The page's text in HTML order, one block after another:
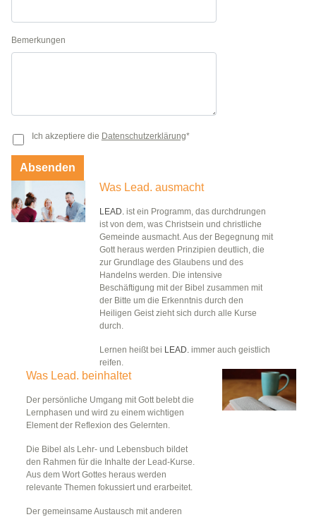
Bemerkungen
Ich akzeptiere die Datenschutzerklärung*
Absenden
Was Lead. ausmacht
LEAD.ist ein Programm, das durchdrungen
ist von dem, was Christsein und christliche
Gemeinde ausmacht. Aus der Begegnung mit
Gott heraus werden Prinzipien deutlich, die
zur Grundlage des Glaubens und des
Handelns werden. Die intensive
Beschäftigung mit der Bibel zusammen mit
der Bitte um die Erkenntnis durch den
Heiligen Geist zieht sich durch alle Kurse
durch.
Lernen heißt bei LEAD.immer auch geistlich
reifen.
Was Lead. beinhaltet
Der persönliche Umgang mit Gott belebt die
Lernphasen und wird zu einem wichtigen
Element der Reflexion des Gelernten.
Die Bibel als Lehr- und Lebensbuch bildet
den Rahmen für die Inhalte der Lead-Kurse.
Aus dem Wort Gottes heraus werden
relevante Themen fokussiert und erarbeitet.
Der gemeinsame Austausch mit anderen